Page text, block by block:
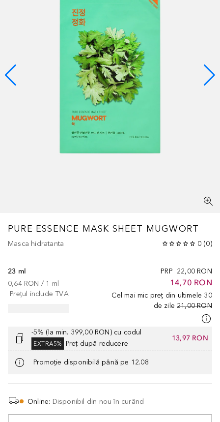
PURE ESSENCE MASK SHEET MUGWORT
Masca hidratanta 0 (0)
PRP 22,00 RON
14,70 RON
Cel mai mic preț din ultimele 30
de zile 21,00 RON
23 ml
0,64 RON / 1 ml
Prețul include TVA
-5% (la min. 399,00 RON) cu codul
EXTRA5% Preț după reducere
13,97 RON
Promoție disponibilă până pe 12.08
Online: Disponibil din nou în curând